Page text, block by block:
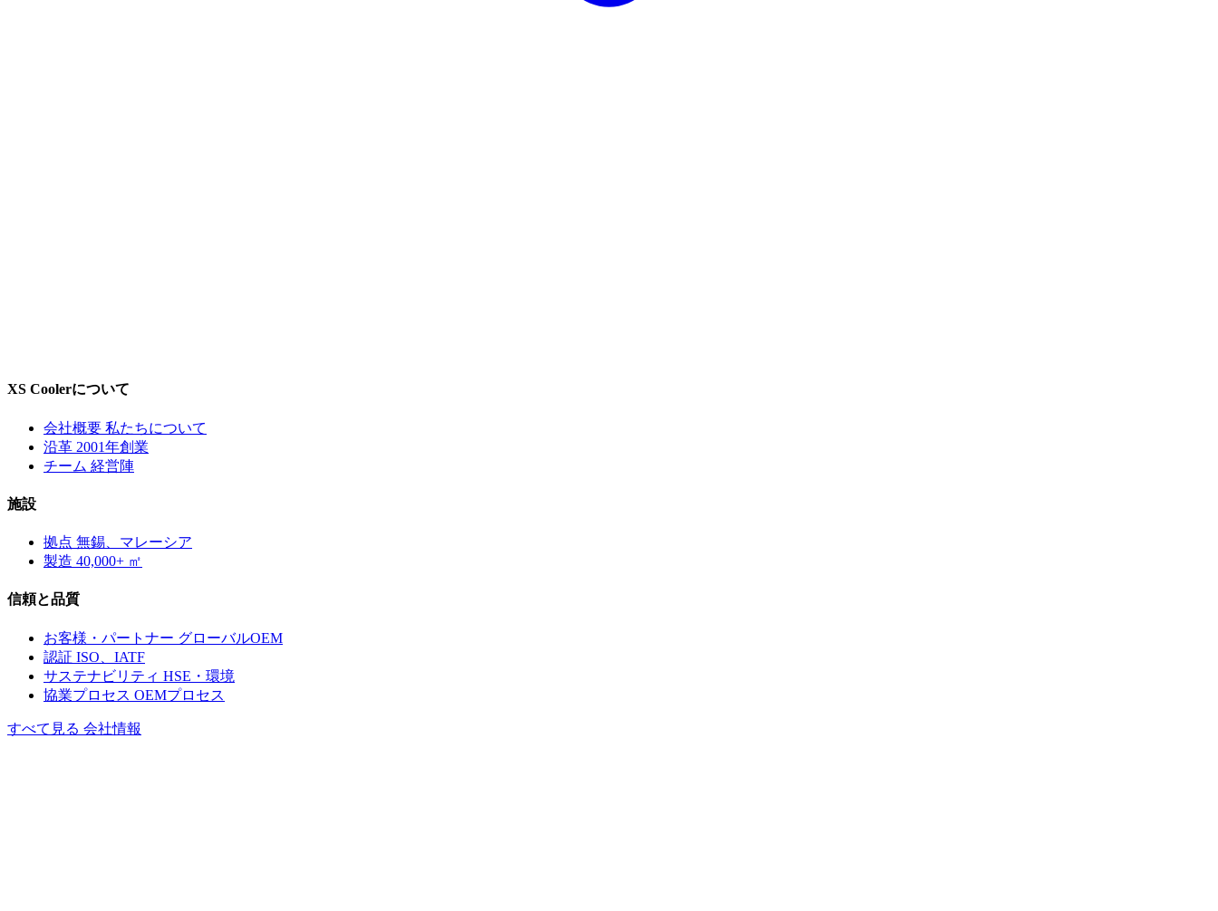
XS Coolerについて
会社概要 私たちについて
沿革 2001年創業
チーム 経営陣
施設
拠点 無錫、マレーシア
製造 40,000+ ㎡
信頼と品質
お客様・パートナー グローバルOEM
認証 ISO、IATF
サステナビリティ HSE・環境
協業プロセス OEMプロセス
すべて見る 会社情報